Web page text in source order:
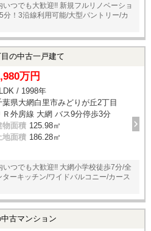
つでも大歓迎!! 新規フルリノベーショ
！3沿線利用可能/大型パントリー/カ
の中古一戸建て
万円
/ 1998年
葉県大網白里市みどりが丘2丁目
Ｒ外房線 大網 バス9分停歩3分
物面積 125.98㎡
地面積 186.28㎡
つでも大歓迎!! 大網小学校徒歩7分/全
ーキッチン/ワイドバルコニー/カース
古マンション